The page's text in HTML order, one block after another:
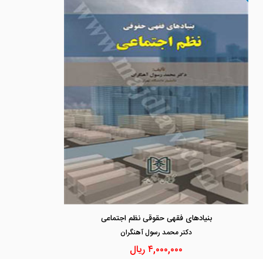
بنیادهای فقهی حقوقی نظم اجتماعی
دكتر محمد رسول آهنگران
۴,۰۰۰,۰۰۰ریال